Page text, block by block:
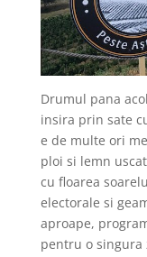
Drumul pana
insira prin sate
e de multe ori
ploi si lemn
cu floarea
electorale si
aproape,
pentru o singura